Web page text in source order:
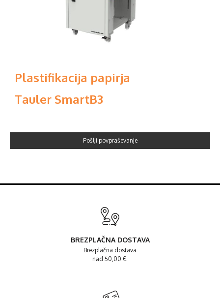
Plastifikacija papirja
Tauler SmartB3
Pošlji povpraševanje
BREZPLAČNA DOSTAVA
Brezplačna dostava
nad 50,00 €.